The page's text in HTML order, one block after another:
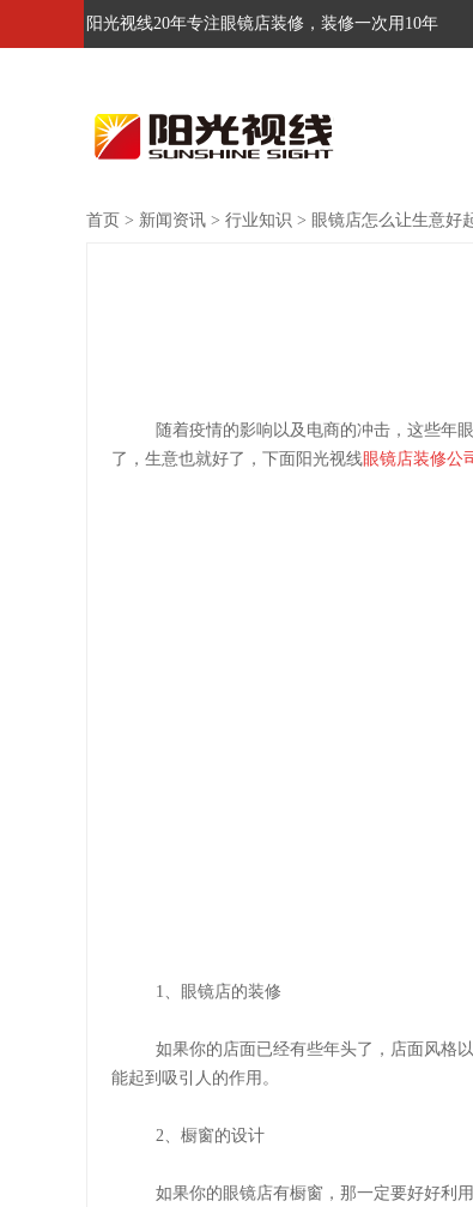
阳光视线20年专注眼镜店装修，装修一次用10年
首页 > 新闻资讯 > 行业知识 > 眼镜店怎么让生意好
随着疫情的影响以及电商的冲击，这些年
了，生意也就好了，下面阳光视线眼镜店装修公
1、眼镜店的装修
如果你的店面已经有些年头了，店面风格
能起到吸引人的作用。
2、橱窗的设计
如果你的眼镜店有橱窗，那一定要好好利